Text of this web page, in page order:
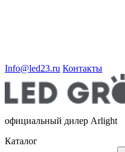
Info@led23.ru Контакты
официальный дилер Arlight
Каталог